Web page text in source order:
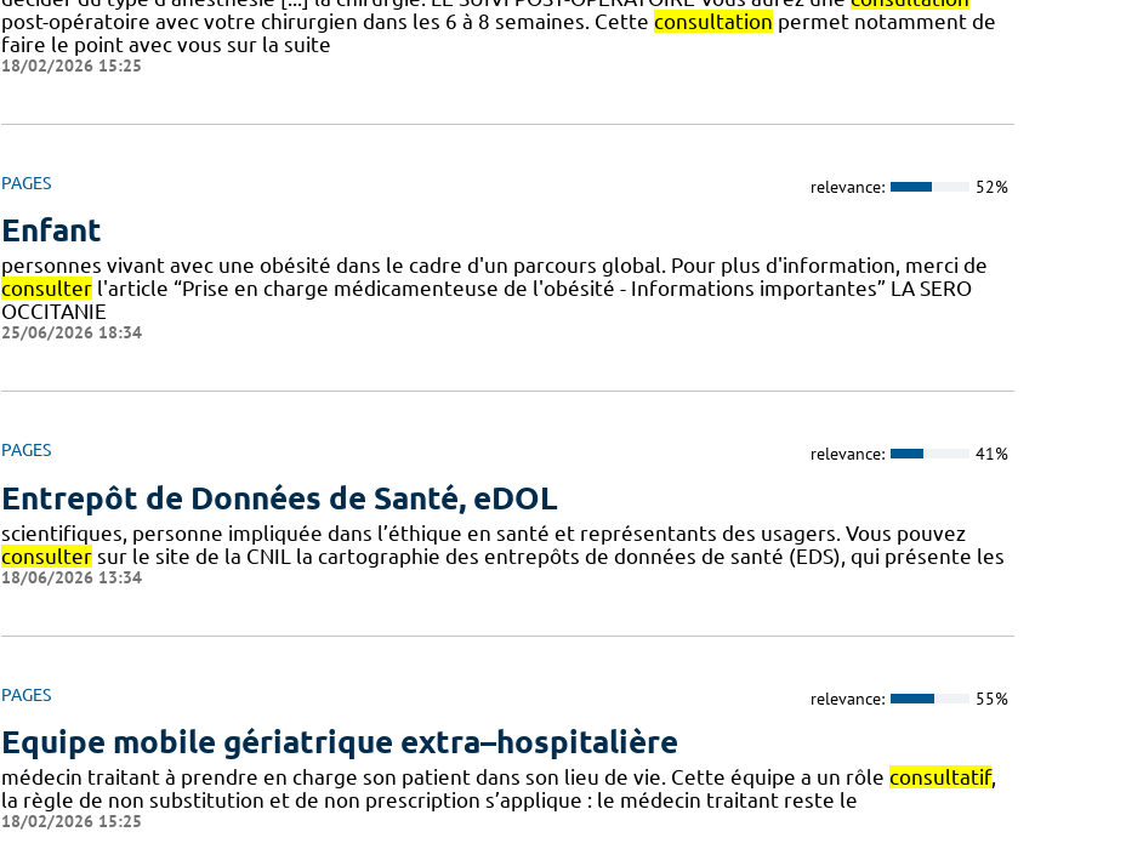
post-opératoire avec votre chirurgien dans les 6 à 8 semaines. Cette consultation permet notamment de
faire le point avec vous sur la suite
18/02/2026 15:25
PAGES relevance: 52%
Enfant
personnes vivant avec une obésité dans le cadre d'un parcours global. Pour plus d'information, merci de
consulterl'article “Prise en charge médicamenteuse de l'obésité - Informations importantes” LA SERO
OCCITANIE
25/06/2026 18:34
PAGES relevance: 41%
Entrepôt de Données de Santé, eDOL
scientifiques, personne impliquée dans l’éthique en santé et représentants des usagers. Vous pouvez
consultersur le site de la CNIL la cartographie des entrepôts de données de santé (EDS), qui présente les
18/06/2026 13:34
PAGES relevance: 55%
Equipe mobile gériatrique extra–hospitalière
médecin traitant à prendre en charge son patient dans son lieu de vie. Cette équipe a un rôle consultatif,
la règle de non substitution et de non prescription s’applique : le médecin traitant reste le
18/02/2026 15:25